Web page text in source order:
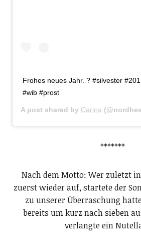
Frohes neues Jahr. ? #silvester
#wib #prost
A post shared by Carina
*******
Nach dem Motto: Wer zuletzt
zuerst wieder auf, startete der
zu unserer Überraschung
bereits um kurz nach sieben
verlangte ein